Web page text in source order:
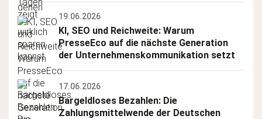
19.06.2026
KI, SEO und Reichweite: Warum
PresseEco auf die nächste Generation
der Unternehmenskommunikation setzt
17.06.2026
Bargeldloses Bezahlen: Die
Zahlungsmittelwende der Deutschen